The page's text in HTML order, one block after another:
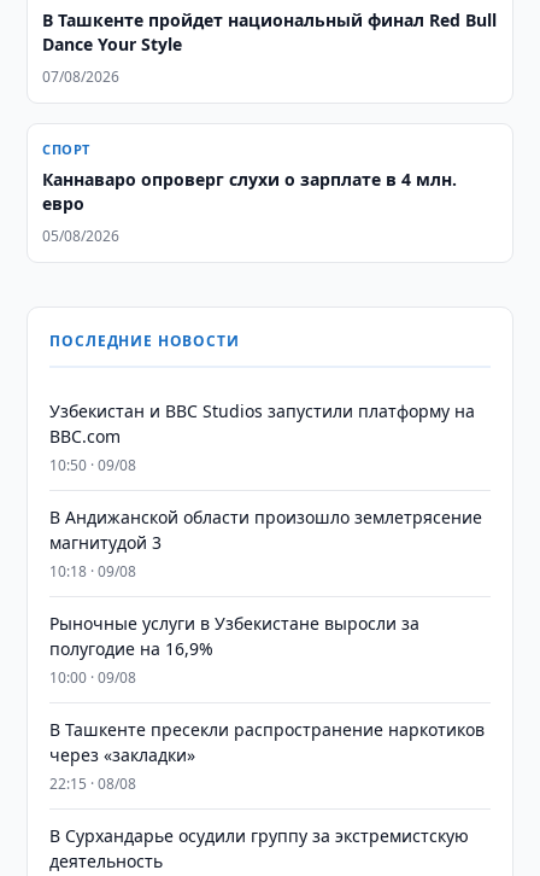
В Ташкенте пройдет национальный финал Red Bull
Dance Your Style
07/08/2026
СПОРТ
Каннаваро опроверг слухи о зарплате в 4 млн.
евро
05/08/2026
ПОСЛЕДНИЕ НОВОСТИ
Узбекистан и BBC Studios запустили платформу на
BBC.com
10:50 · 09/08
В Андижанской области произошло землетрясение
магнитудой 3
10:18 · 09/08
Рыночные услуги в Узбекистане выросли за
полугодие на 16,9%
10:00 · 09/08
В Ташкенте пресекли распространение наркотиков
через «закладки»
22:15 · 08/08
В Сурхандарье осудили группу за экстремистскую
деятельность